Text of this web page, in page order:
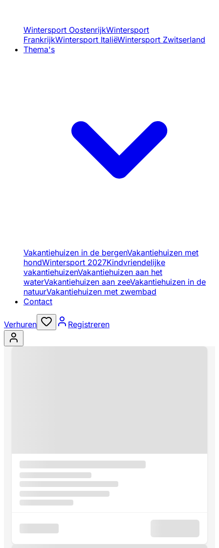
Wintersport OostenrijkWintersport
FrankrijkWintersport ItaliëWintersport Zwitserland
Thema's
Vakantiehuizen in de bergenVakantiehuizen met
hondWintersport 2027Kindvriendelijke
vakantiehuizenVakantiehuizen aan het
waterVakantiehuizen aan zeeVakantiehuizen in de
natuurVakantiehuizen met zwembad
Contact
Verhuren Registreren